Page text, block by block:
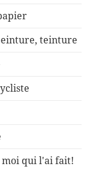
teinture
moi qui l'ai fait!